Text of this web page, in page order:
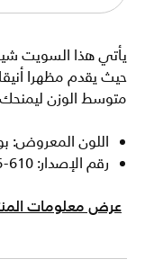
يأتي هذا السويت
حيث يقدم مظهرا
متوسط الوزن
اللون المعروض:
رقم الإصدار: IH4056-610
عرض معلومات